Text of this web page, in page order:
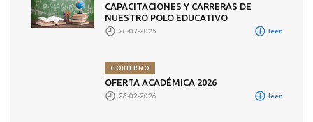
CAPACITACIONES Y CARRERAS DE
NUESTRO POLO EDUCATIVO
28-07-2025 leer
GOBIERNO
OFERTA ACADÉMICA 2026
26-02-2026 leer